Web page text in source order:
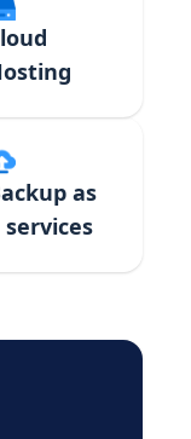
as
services